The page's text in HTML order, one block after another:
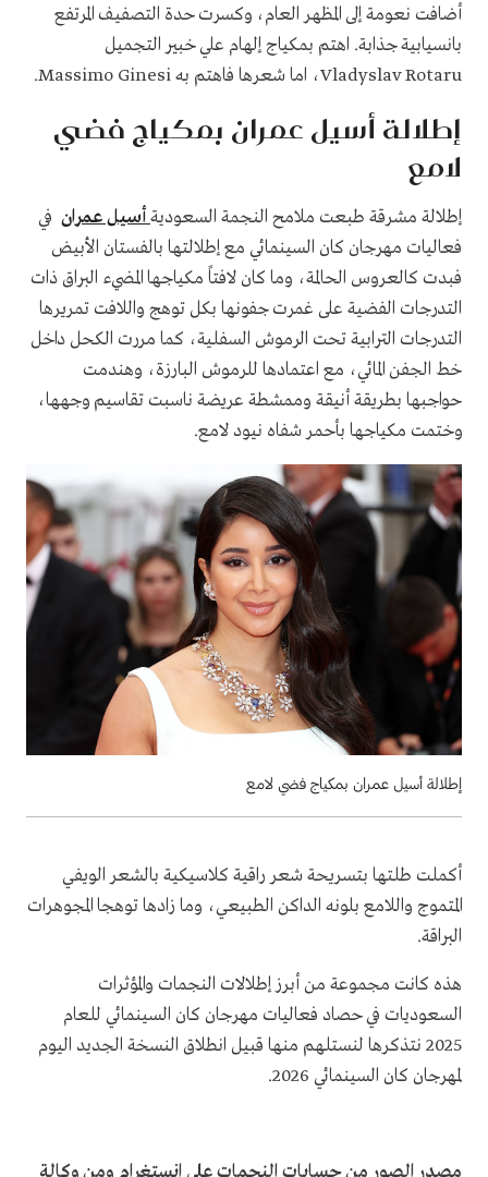
أضافت نعومة إلى المظهر العام، وكسرت حدة التصفيف المرتفع
بانسيابية جذابة. اهتم بمكياج إلهام علي خبير التجميل
Vladyslav Rotaru، اما شعرها فاهتم به Massimo Ginesi.
إطلالة أسيل عمران بمكياج فضي
لامع
إطلالة مشرقة طبعت ملامح النجمة السعوديةأسيل عمران في
فعاليات مهرجان كان السينمائي مع إطلالتها بالفستان الأبيض
فبدت كالعروس الحالمة، وما كان لافتاً مكياجها المضيء البراق ذات
التدرجات الفضية على غمرت جفونها بكل توهج واللافت تمريرها
التدرجات الترابية تحت الرموش السفلية، كما مررت الكحل داخل
خط الجفن المائي، مع اعتمادها للرموش البارزة، وهندمت
حواجبها بطريقة أنيقة وممشطة عريضة ناسبت تقاسيم وجهها،
وختمت مكياجها بأحمر شفاه نيود لامع.
إطلالة أسيل عمران بمكياج فضي لامع
أكملت طلتها بتسريحة شعر راقية كلاسيكية بالشعر الويفي
المتموج واللامع بلونه الداكن الطبيعي، وما زادها توهجا المجوهرات
البراقة.
هذه كانت مجموعة من أبرز إطلالات النجمات والمؤثرات
السعوديات في حصاد فعاليات مهرجان كان السينمائي للعام
2025 نتذكرها لنستلهم منها قبيل انطلاق النسخة الجديد اليوم
لمهرجان كان السينمائي 2026.
مصدر الصور من حسابات النجمات على انستغرام ومن وكالة